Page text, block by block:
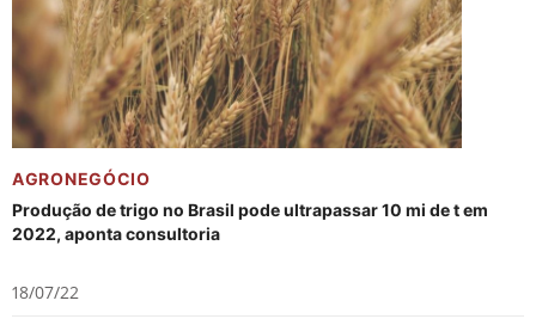
AGRONEGÓCIO
Produção de trigo no Brasil pode ultrapassar 10 mi de t em
2022, aponta consultoria
18/07/22